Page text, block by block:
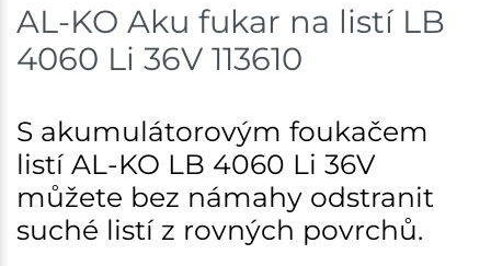
AL-KO Aku fukar na listí LB
4060 Li 36V 113610
S akumulátorovým foukačem
listí AL-KO LB 4060 Li 36V
můžete bez námahy odstranit
suché listí z rovných povrchů.